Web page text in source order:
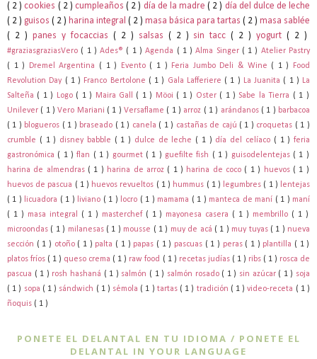
( 2 )cookies ( 2 ) cumpleaños( 2 ) día de la madre( 2 ) día del dulce de leche
( 2 ) guisos ( 2 ) harina integral ( 2 ) masa básica para tartas ( 2 ) masa sablée
( 2 ) panes y focaccias ( 2 ) salsas ( 2 ) sin tacc( 2 )yogurt( 2 )
#graziasgraziasVero ( 1 )Ades® ( 1 )Agenda ( 1 )Alma Singer ( 1 ) Atelier Pastry
( 1 )
Dremel Argentina ( 1 ) Evento ( 1 ) Feria Jumbo Deli & Wine ( 1 )
Food
Revolution Day ( 1 ) Franco Bertolone ( 1 ) Gala Lafferiere ( 1 ) La Juanita ( 1 ) La
Salteña ( 1 ) Logo ( 1 ) Maira Gall ( 1 ) Möoi ( 1 ) Oster ( 1 ) Sabe la Tierra ( 1 )
Unilever ( 1 )Vero Mariani ( 1 )Versaflame ( 1 ) arroz ( 1 ) arándanos ( 1 ) barbacoa
( 1 ) blogueros ( 1 ) braseado ( 1 ) canela ( 1 ) castañas de cajú ( 1 ) croquetas ( 1 )
crumble ( 1 ) disney babble ( 1 ) dulce de leche ( 1 ) día del celíaco ( 1 )feria
gastronómica ( 1 )flan ( 1 ) gourmet ( 1 )guefilte fish ( 1 ) guisodelentejas ( 1 )
harina de almendras ( 1 ) harina de arroz ( 1 ) harina de coco ( 1 ) huevos ( 1 )
huevos de pascua ( 1 ) huevos revueltos ( 1 ) hummus ( 1 ) legumbres ( 1 )
lentejas
( 1 )
licuadora ( 1 ) liviano ( 1 ) locro ( 1 ) mamama ( 1 ) manteca de maní ( 1 ) maní
( 1 ) masa integral ( 1 ) masterchef ( 1 ) mayonesa casera ( 1 ) membrillo ( 1 )
microondas ( 1 ) milanesas ( 1 ) mousse ( 1 ) muy de acá ( 1 ) muy tuyas ( 1 ) nueva
sección ( 1 ) otoño ( 1 ) palta ( 1 ) papas ( 1 ) pascuas ( 1 ) peras ( 1 ) plantilla ( 1 )
platos fríos ( 1 ) queso crema ( 1 ) raw food ( 1 ) recetas judías ( 1 ) ribs ( 1 ) rosca de
pascua ( 1 ) rosh hashaná ( 1 ) salmón ( 1 ) salmón rosado ( 1 ) sin azúcar ( 1 ) soja
( 1 ) sopa ( 1 ) sándwich ( 1 ) sémola ( 1 ) tartas ( 1 ) tradición ( 1 )video-receta ( 1 )
ñoquis ( 1 )
PONETE EL DELANTAL EN TU IDIOMA / PONETE EL
DELANTAL IN YOUR LANGUAGE